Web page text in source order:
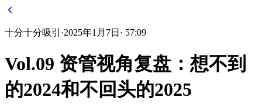
十分十分吸引 ·2025年1月7日 · 57:09
Vol.09 资管视角复盘：想不到
的2024和不回头的2025